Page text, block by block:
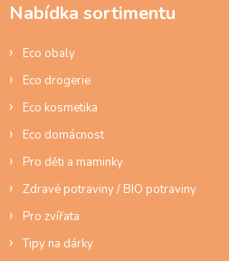
Nabídka sortimentu
Eco obaly
Eco drogerie
Eco kosmetika
Eco domácnost
Pro děti a maminky
Zdravé potraviny / BIO potraviny
Pro zvířata
Tipy na dárky